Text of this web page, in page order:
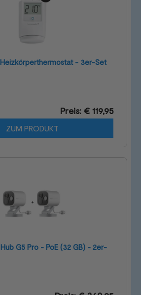
- 3er-Set
Preis: € 119,95
ZUM PRODUKT
G5 Pro - PoE (32 GB) - 2er-